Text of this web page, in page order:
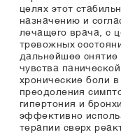
целях этот
назначению и
лечащего врача, с
тревожных
дальнейшее снятие
чувства
хронические боли
преодоления
гипертония и
эффективно
терапии сверх